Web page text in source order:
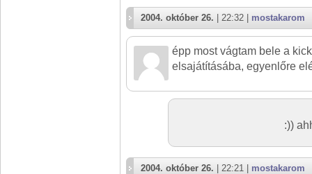
2004. október 26. | 22:32 | mostakarom
épp most vágtam bele a
elsajátításába, egyenlőre
:))
2004. október 26. | 22:21 | mostakarom